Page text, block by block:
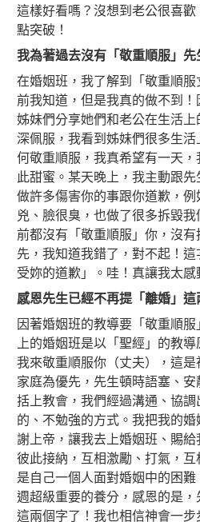
這樣好看嗎？沒想到老公很喜
點突破！
我為著過去沒有「敬重順服」先
在婚姻班，我了解到「敬重順
前我知道，但是我真的做不到！
姊妹們分享她們和老公在生活
深佩服，我看到姊妹們很多生
何敬重順服，我真希望有一天
此甜蜜。某天晚上，我主動跟
做許多傷害你的事跟你道歉，
兇、臉很臭，也做了很多拆毀
前都沒有「敬重順服」你，沒
先，我知道我錯了，對不起！
受妳的道歉」。哇！真讓我太感
感恩先生已經不再提「離婚」這
因著婚姻班的教導要「敬重順
上的婚姻班是以「聖經」的教
我來敬重順服你（丈夫），這
家庭為優先，先生頓時語塞、
括上教會，我們經過溝通、協
的、不勉強的方式。我把我的
謝上帝，讓我去上婚姻班、賜
彼此接納，互相激勵、打氣，
是自己一個人面對婚姻中的困
週超級重要的養分，感恩的是，
這兩個字了！我也相信神會一步